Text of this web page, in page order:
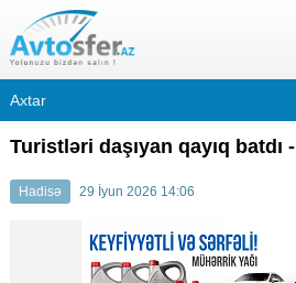
Turistləri daşıyan qayıq batdı -
Hadisə 29 İyun 2026 14:06